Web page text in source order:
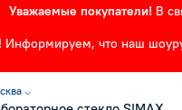
Уважаемые покупатели! В
что наш
⌵